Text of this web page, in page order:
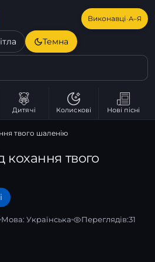
Виконавці·А–Я
Темна
Дитячі Колискові Нові пісні
твого шаленію
кохання твого
Мова: Українська Переглядів:31